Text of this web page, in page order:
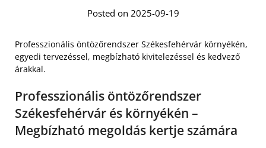
Posted on 2025-09-19
Professzionális öntözőrendszer Székesfehérvár környékén,
egyedi tervezéssel, megbízható kivitelezéssel és kedvező
árakkal.
Professzionális öntözőrendszer
Székesfehérvár és környékén –
Megbízható megoldás kertje számára